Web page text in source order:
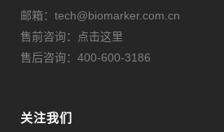
邮箱：tech@biomarker.com.cn
售前咨询：
点击这里
售后咨询：400-600-3186
关注我们